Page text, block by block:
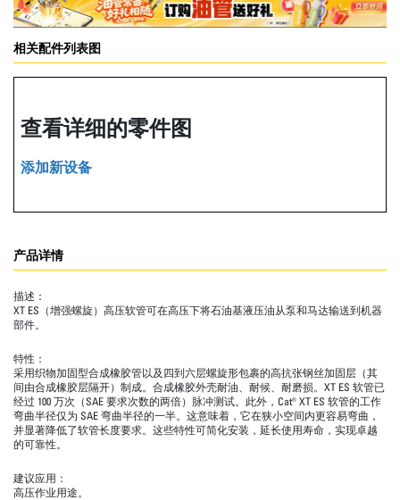
相关配件列表图
查看详细的零件图
添加新设备
产品详情
描述：
XT ES（增强螺旋）高压软管可在高压下将石油基液压油从泵和马达输送到机器
部件。
特性：
采用织物加固型合成橡胶管以及四到六层螺旋形包裹的高抗张钢丝加固层（其
间由合成橡胶层隔开）制成。合成橡胶外壳耐油、耐候、耐磨损。XT ES 软管已
经过 100 万次（SAE 要求次数的两倍）脉冲测试。此外，Cat® XT ES 软管的工作
弯曲半径仅为 SAE 弯曲半径的一半。这意味着，它在狭小空间内更容易弯曲，
并显著降低了软管长度要求。这些特性可简化安装，延长使用寿命，实现卓越
的可靠性。
建议应用：
高压作业用途。